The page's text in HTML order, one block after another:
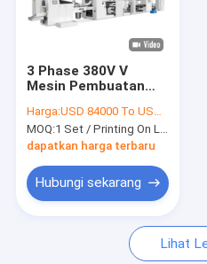
Tur Pabrik
Berita
Mesin Pembuat Piala Kertas
Mesin Pemotong Kertas
3 Phase 380V V
Mesin Pembuatan
Bawah
8800x2300x1900mm
Harga:USD 84000 To USD 100000 Per Set
MOQ:1 Set / Printing On Line V Mesin Pembuat Kantong Kertas Bawah Untuk Membuat Kantong Kertas
dapatkan harga terbaru
Hubungi sekarang
Lihat